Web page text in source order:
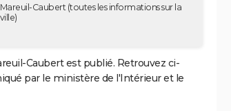
Mareuil-Caubert (toutes les informations sur la
ville)
Caubert est publié. Retrouvez ci-
par le ministère de l'Intérieur et le